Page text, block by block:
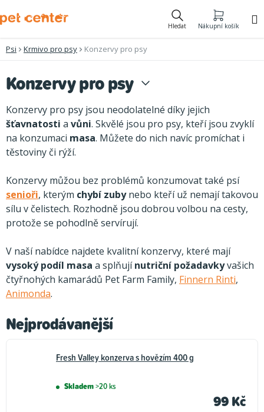
na
Hledat Nákupní košík
Psi Krmivo pro psy Konzervy pro psy
Konzervy pro psy
Konzervy pro psy jsou neodolatelné díky jejich
šťavnatosti a vůni. Skvělé jsou pro psy, kteří jsou zvyklí
na konzumaci masa. Můžete do nich navíc promíchat i
těstoviny či rýží.
Konzervy můžou bez problémů konzumovat také psí
senioři, kterým chybí zubynebo kteří už nemají takovou
sílu v čelistech. Rozhodně jsou dobrou volbou na cesty,
protože se pohodlně servírují.
V naší nabídce najdete kvalitní konzervy, které mají
vysoký podíl masa a splňujínutriční požadavkyvašich
čtyřnohých kamarádů Pet Farm Family, Finnern Rinti,
Animonda.
Nejprodávanější
Fresh Valley konzerva s hovězím 400 g
Skladem>20 ks
99 Kč